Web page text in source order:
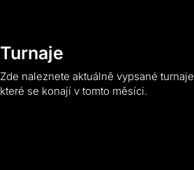
Turnaje
Zde naleznete aktuálně vypsané turnaje,
které se konají v tomto měsíci.